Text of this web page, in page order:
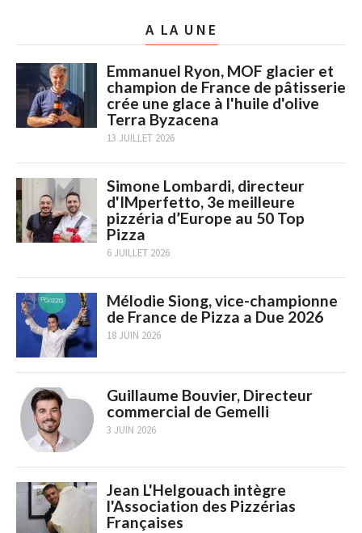
A LA UNE
Emmanuel Ryon, MOF glacier et
champion de France de pâtisserie
crée une glace à l'huile d'olive
Terra Byzacena
13 JUILLET 2026
Simone Lombardi, directeur
d'IMperfetto, 3e meilleure
pizzéria d’Europe au 50 Top
Pizza
6 JUILLET 2026
Mélodie Siong, vice-championne
de France de Pizza a Due 2026
18 JUIN 2026
Guillaume Bouvier, Directeur
commercial de Gemelli
3 JUIN 2026
Jean L'Helgouach intègre
l'Association des Pizzérias
Françaises